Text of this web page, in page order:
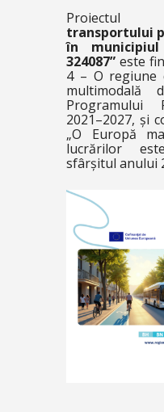
transportului
în
324087”este
4 – O regiune
multimodală
Programului
2021–2027, și
„O Europă
lucrărilor
sfârșitul anului